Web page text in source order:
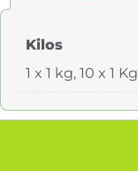
Kilos
1 x 1 kg, 10 x 1 Kg